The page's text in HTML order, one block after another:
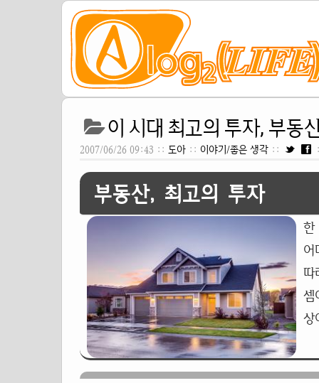
이 시대 최고의 투자, 부동
2007/06/26 09:43 :: 도아 :: 이야기/좋은 생각 ::
부동산, 최고의 투자
한
어
따
셈
상